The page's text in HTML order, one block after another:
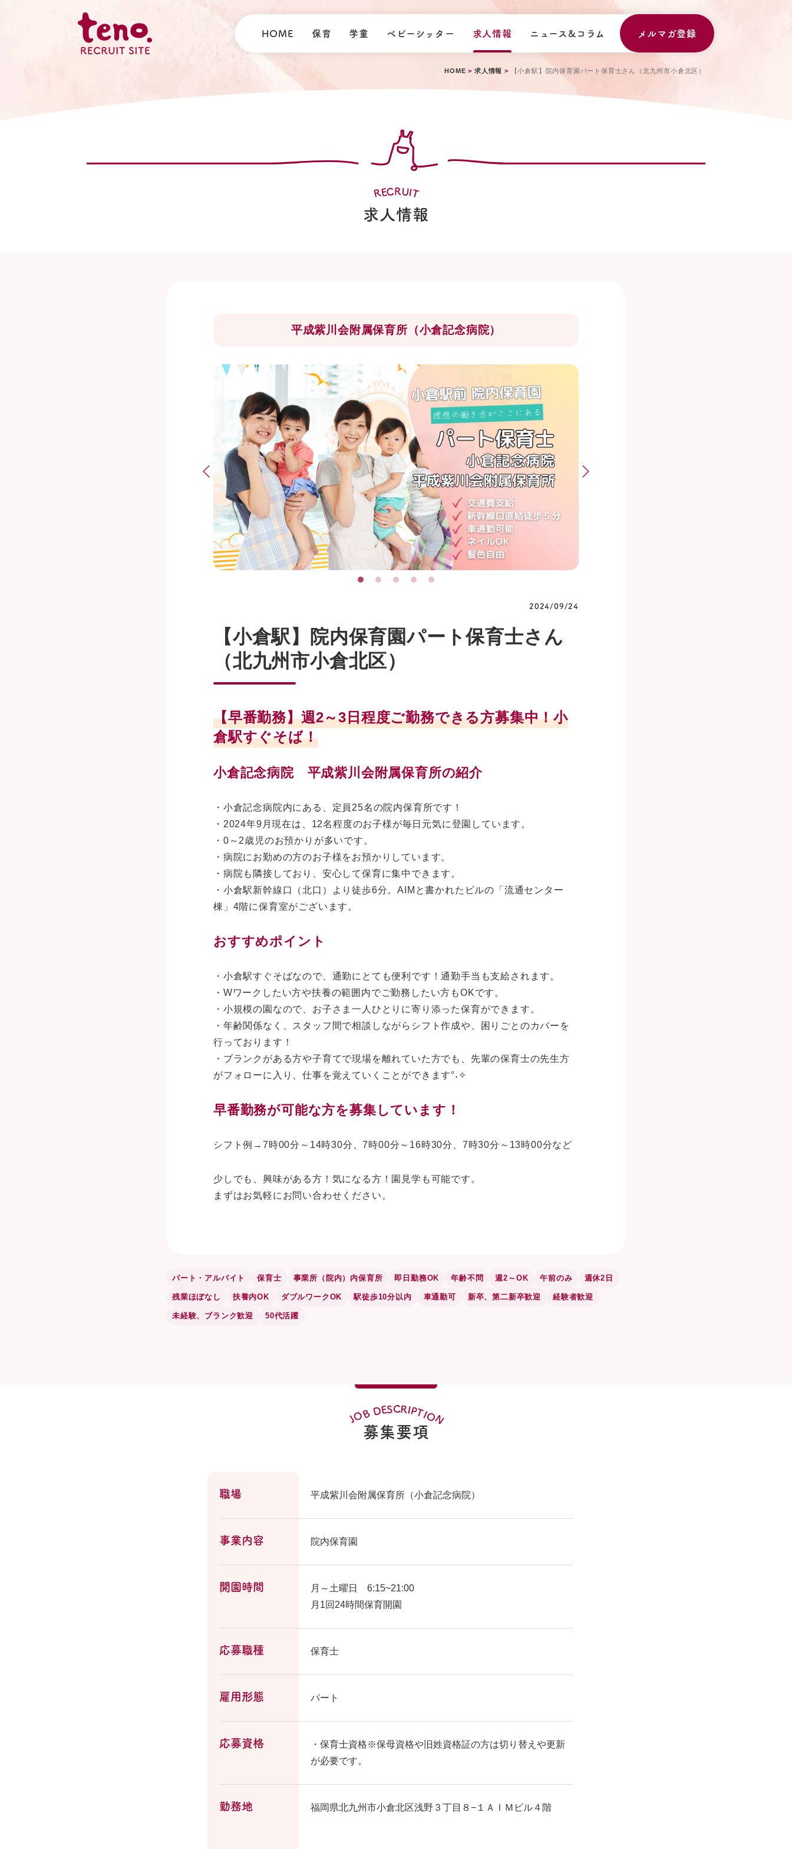
HOME 保育 学童 ベビーシッター 求人情報 ニュース&コラム メルマガ登録
HOME > 求人情報 > 【小倉駅】院内保育園パート保育士さん（北九州市小倉北区）
RECRUIT
求人情報
平成紫川会附属保育所（小倉記念病院）
2024/09/24
【小倉駅】院内保育園パート保育士さん
（北九州市小倉北区）
【早番勤務】週2～3日程度ご勤務できる方募集中！小
倉駅すぐそば！
小倉記念病院 平成紫川会附属保育所の紹介
・小倉記念病院内にある、定員25名の院内保育所です！
・2024年9月現在は、12名程度のお子様が毎日元気に登園しています。
・0～2歳児のお預かりが多いです。
・病院にお勤めの方のお子様をお預かりしています。
・病院も隣接しており、安心して保育に集中できます。
・小倉駅新幹線口（北口）より徒歩6分。AIMと書かれたビルの「流通センター
棟」4階に保育室がございます。
おすすめポイント
・小倉駅すぐそばなので、通勤にとても便利です！通勤手当も支給されます。
・Wワークしたい方や扶養の範囲内でご勤務したい方もOKです。
・小規模の園なので、お子さま一人ひとりに寄り添った保育ができます。
・年齢関係なく、スタッフ間で相談しながらシフト作成や、困りごとのカバーを
行っております！
・ブランクがある方や子育てで現場を離れていた方でも、先輩の保育士の先生方
がフォローに入り、仕事を覚えていくことができます°˖✧
早番勤務が可能な方を募集しています！
シフト例→7時00分～14時30分、7時00分～16時30分、7時30分～13時00分など
少しでも、興味がある方！気になる方！園見学も可能です。
まずはお気軽にお問い合わせください。
パート・アルバイト 保育士 事業所（院内）内保育所 即日勤務OK 年齢不問 週2～OK 午前のみ 週休2日
残業ほぼなし 扶養内OK ダブルワークOK 駅徒歩10分以内 車通勤可 新卒、第二新卒歓迎 経験者歓迎
未経験、ブランク歓迎 50代活躍
JOB DESCRIPTION
募集要項
職場 平成紫川会附属保育所（小倉記念病院）
事業内容 院内保育園
開園時間
月～土曜日 6:15~21:00
月1回24時間保育開園
応募職種 保育士
雇用形態 パート
応募資格
・保育士資格※保母資格や旧姓資格証の方は切り替えや更新
が必要です。
勤務地 福岡県北九州市小倉北区浅野３丁目８−１ＡＩＭビル４階